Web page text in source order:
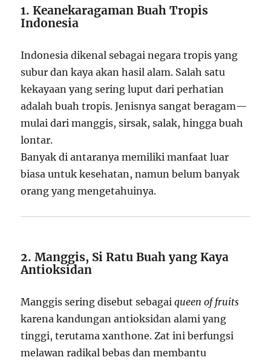
1. Keanekaragaman Buah Tropis
Indonesia
Indonesia dikenal sebagai negara tropis yang
subur dan kaya akan hasil alam. Salah satu
kekayaan yang sering luput dari perhatian
adalah buah tropis. Jenisnya sangat beragam—
mulai dari manggis, sirsak, salak, hingga buah
lontar.
Banyak di antaranya memiliki manfaat luar
biasa untuk kesehatan, namun belum banyak
orang yang mengetahuinya.
2. Manggis, Si Ratu Buah yang Kaya
Antioksidan
Manggis sering disebut sebagaiqueen of fruits
karena kandungan antioksidan alami yang
tinggi, terutama xanthone. Zat ini berfungsi
melawan radikal bebas dan membantu